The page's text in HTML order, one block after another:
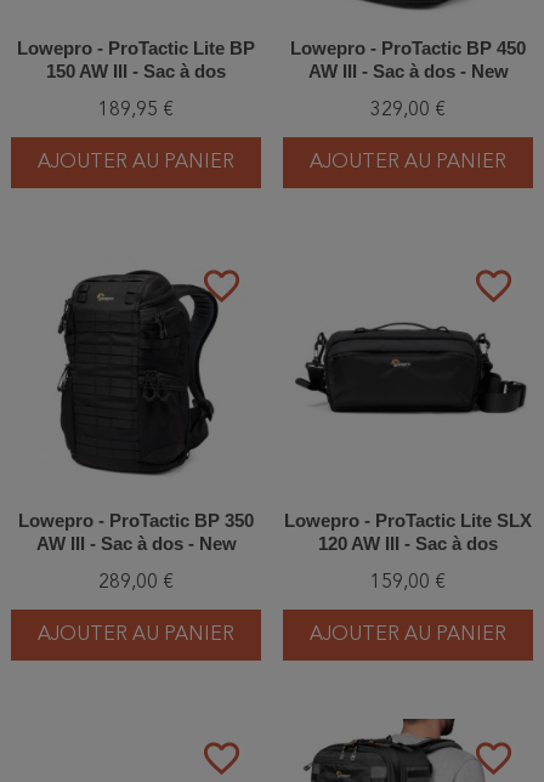
Lowepro - ProTactic Lite BP
150 AW III - Sac à dos
189,95 €
AJOUTER AU PANIER
Lowepro - ProTactic BP 450
AW III - Sac à dos - New
329,00 €
AJOUTER AU PANIER
favorite_border
Lowepro - ProTactic BP 350
AW III - Sac à dos - New
289,00 €
AJOUTER AU PANIER
favorite_border
Lowepro - ProTactic Lite SLX
120 AW III - Sac à dos
159,00 €
AJOUTER AU PANIER
favorite_border favorite_border